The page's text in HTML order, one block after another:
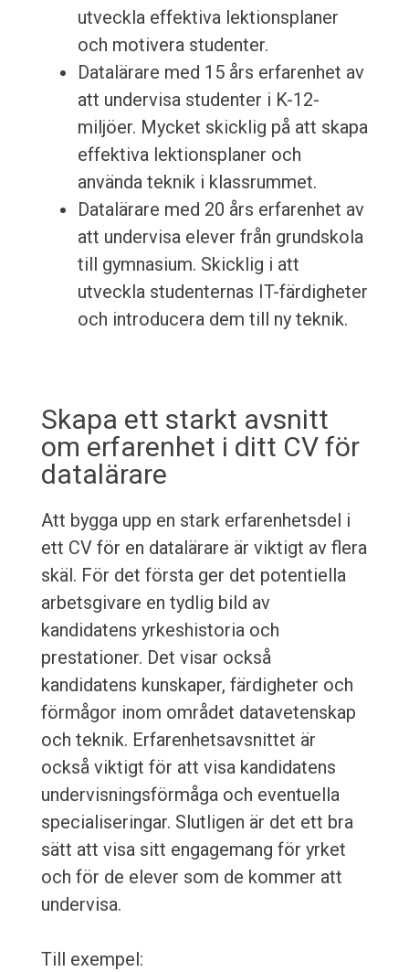
utveckla effektiva lektionsplaner
och motivera studenter.
Datalärare med 15 års erfarenhet av
att undervisa studenter i K-12-
miljöer. Mycket skicklig på att skapa
effektiva lektionsplaner och
använda teknik i klassrummet.
Datalärare med 20 års erfarenhet av
att undervisa elever från grundskola
till gymnasium. Skicklig i att
utveckla studenternas IT-färdigheter
och introducera dem till ny teknik.
Skapa ett starkt avsnitt
om erfarenhet i ditt CV för
datalärare
Att bygga upp en stark erfarenhetsdel i
ett CV för en datalärare är viktigt av flera
skäl. För det första ger det potentiella
arbetsgivare en tydlig bild av
kandidatens yrkeshistoria och
prestationer. Det visar också
kandidatens kunskaper, färdigheter och
förmågor inom området datavetenskap
och teknik. Erfarenhetsavsnittet är
också viktigt för att visa kandidatens
undervisningsförmåga och eventuella
specialiseringar. Slutligen är det ett bra
sätt att visa sitt engagemang för yrket
och för de elever som de kommer att
undervisa.
Till exempel: